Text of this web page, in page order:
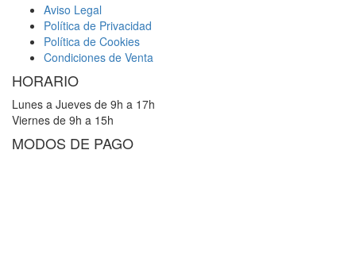
Aviso Legal
Política de Privacidad
Política de Cookies
Condiciones de Venta
HORARIO
Lunes a Jueves de 9h a 17h
Viernes de 9h a 15h
MODOS DE PAGO